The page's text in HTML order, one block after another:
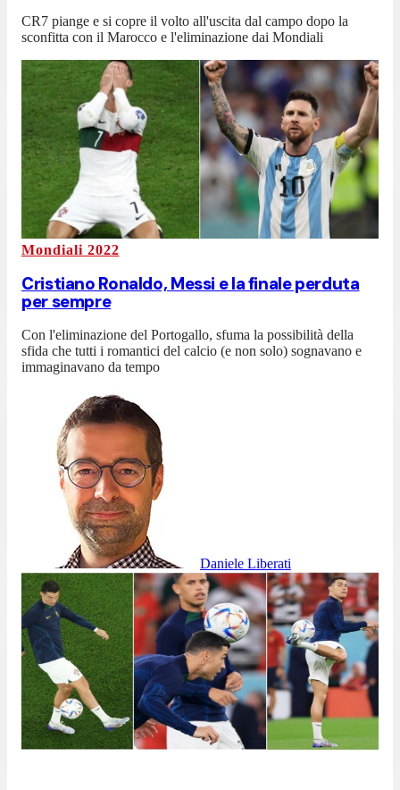
CR7 piange e si copre il volto all'uscita dal campo dopo la
sconfitta con il Marocco e l'eliminazione dai Mondiali
Mondiali 2022
Cristiano Ronaldo, Messi e la finale perduta
per sempre
Con l'eliminazione del Portogallo, sfuma la possibilità della
sfida che tutti i romantici del calcio (e non solo) sognavano e
immaginavano da tempo
Daniele Liberati